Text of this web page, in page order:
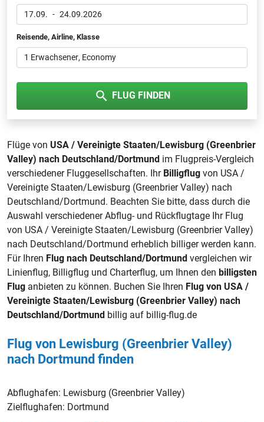
17.09. - 24.09.2026
Reisende, Airline, Klasse
1 Erwachsener, Economy
FLUG FINDEN
Flüge von USA / Vereinigte Staaten/Lewisburg (Greenbrier
Valley) nach Deutschland/Dortmund im Flugpreis-Vergleich
verschiedener Fluggesellschaften. Ihr Billigflug von USA /
Vereinigte Staaten/Lewisburg (Greenbrier Valley) nach
Deutschland/Dortmund. Beachten Sie bitte, dass durch die
Auswahl verschiedener Abflug- und Rückflugtage Ihr Flug
von USA / Vereinigte Staaten/Lewisburg (Greenbrier Valley)
nach Deutschland/Dortmund erheblich billiger werden kann.
Für Ihren Flug nach Deutschland/Dortmund vergleichen wir
Linienflug, Billigflug und Charterflug, um Ihnen den billigsten
Flug anbieten zu können. Buchen Sie Ihren Flug von USA /
Vereinigte Staaten/Lewisburg (Greenbrier Valley) nach
Deutschland/Dortmund billig auf billig-flug.de
Flug von Lewisburg (Greenbrier Valley)
nach Dortmund finden
Abflughafen: Lewisburg (Greenbrier Valley)
Zielflughafen: Dortmund